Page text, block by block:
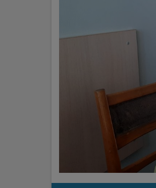
Organigrama
Regulamentul
Integritate